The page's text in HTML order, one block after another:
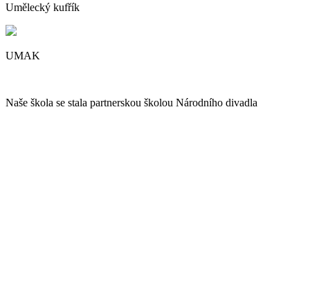
Umělecký kufřík
UMAK
Naše škola se stala partnerskou školou Národního divadla